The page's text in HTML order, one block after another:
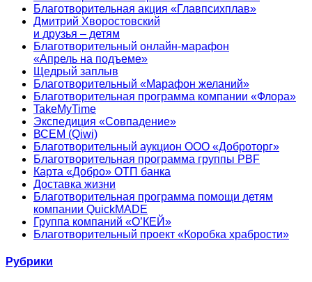
Благотворительная акция «Главпсихплав»
Дмитрий Хворостовский
и друзья – детям
Благотворительный онлайн‑марафон
«Апрель на подъеме»
Щедрый заплыв
Благотворительный «Марафон желаний»
Благотворительная программа компании «Флора»
TakeMyTime
Экспедиция «Совпадение»
ВСЕМ (Qiwi)
Благотворительный аукцион ООО «Доброторг»
Благотворительная программа группы PBF
Карта «Добро» ОТП банка
Доставка жизни
Благотворительная программа помощи детям
компании QuickMADE
Группа компаний «О’КЕЙ»
Благотворительный проект «Коробка храбрости»
Рубрики